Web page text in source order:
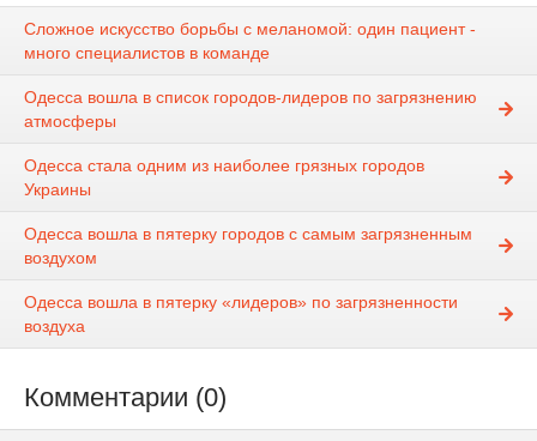
Сложное искусство борьбы с меланомой: один пациент -
много специалистов в команде
Одесса вошла в список городов-лидеров по загрязнению
атмосферы
Одесса стала одним из наиболее грязных городов
Украины
Одесса вошла в пятерку городов с самым загрязненным
воздухом
Одесса вошла в пятерку «лидеров» по загрязненности
воздуха
Комментарии (0)